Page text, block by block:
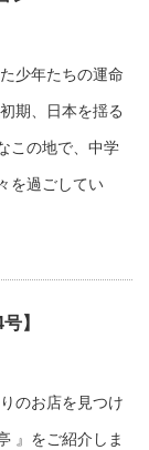
少年たちの運命
期、日本を揺る
この地で、中学
を過ごしてい
】
のお店を見つけ
』をご紹介しま